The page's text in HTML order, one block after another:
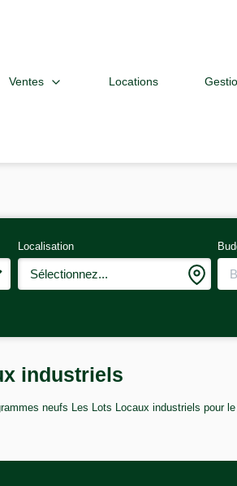
Ventes Locations
Localisation
Sélectionnez...
industriels
neufs Les Lots Locaux industriels pour